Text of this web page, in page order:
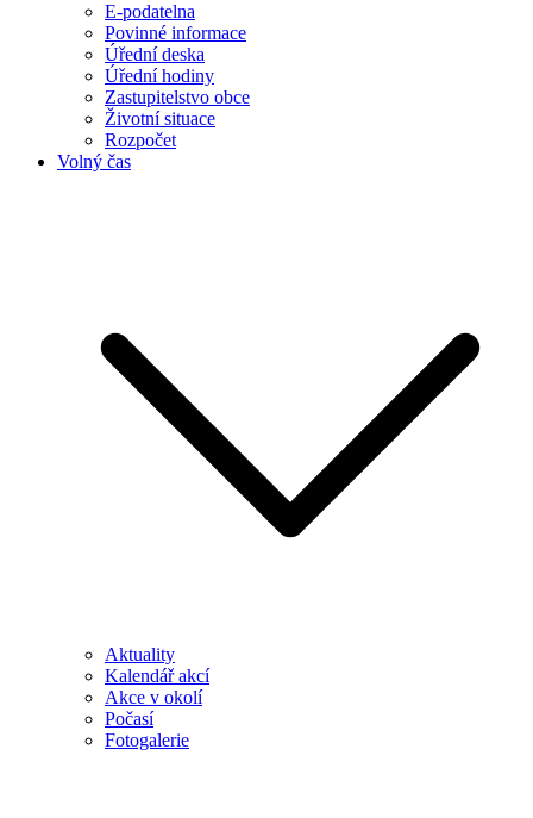
E-podatelna
Povinné informace
Úřední deska
Úřední hodiny
Zastupitelstvo obce
Životní situace
Rozpočet
Volný čas
Aktuality
Kalendář akcí
Akce v okolí
Počasí
Fotogalerie